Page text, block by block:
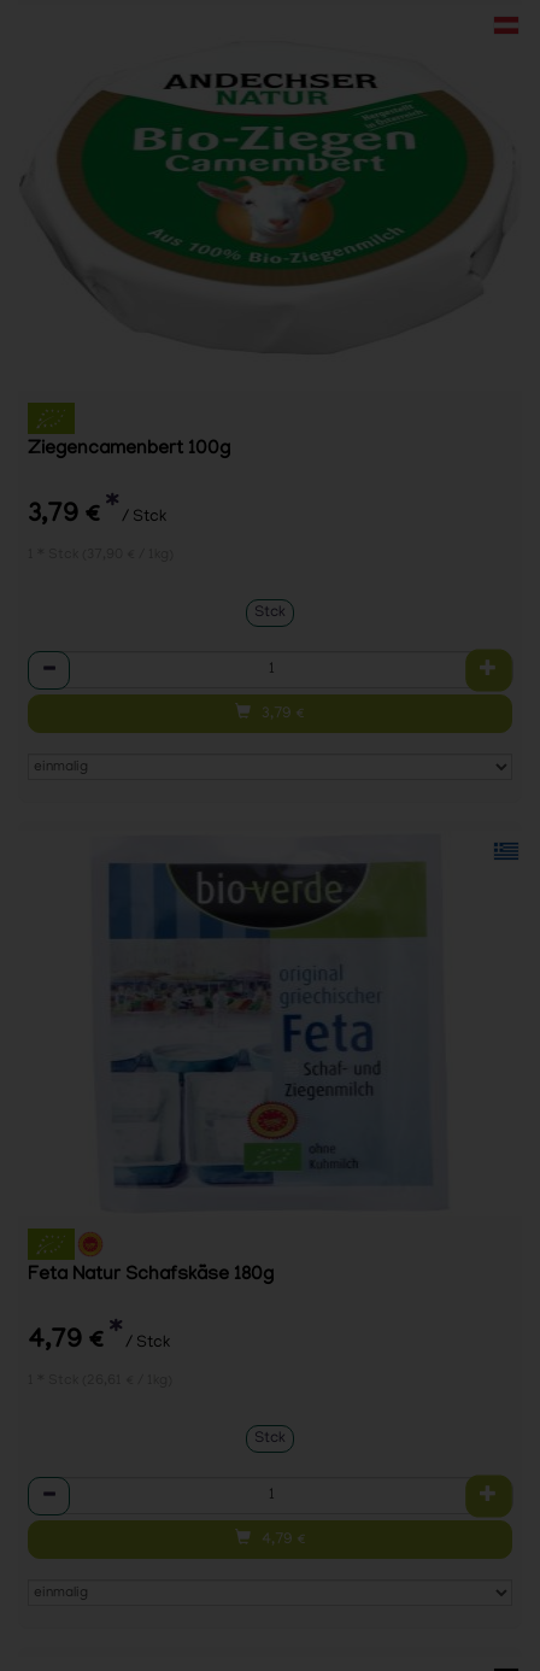
Ziegencamenbert 100g
3,79 € * / Stck
Stck
Anzahl
3,79 €
Feta Natur Schafskäse 180g
4,79 € * / Stck
Stck
Anzahl
4,79 €